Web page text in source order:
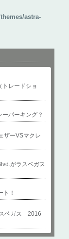
レードショ
パーキング？
ザーVSマクレ
がラスベガス
！
ベガス 2016
astra-